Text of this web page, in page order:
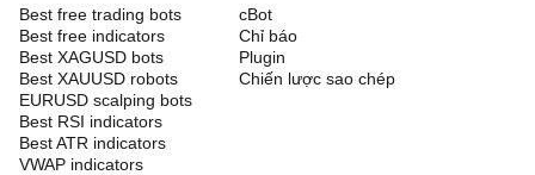
Best free trading bots
Best free indicators
Best XAGUSD bots
Best XAUUSD robots
EURUSD scalping bots
Best RSI indicators
Best ATR indicators
VWAP indicators
cBot
Chỉ báo
Plugin
Chiến lược sao chép